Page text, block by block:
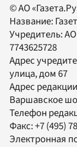
© АО
Название:
Учредитель:АО
7743625728
Адрес
улица, дом 67
Адрес
Варшавское
Телефон
Факс:+7 (495)
Электронная